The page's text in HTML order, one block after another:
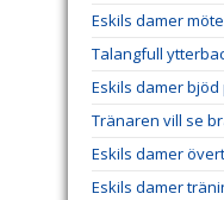
Eskils damer
Talangfull
Eskils damer
Tränaren vill se
Eskils damer
Eskils damer